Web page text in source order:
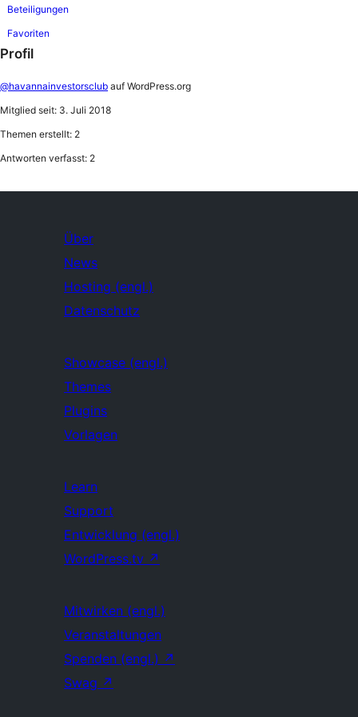
Beteiligungen
Favoriten
Profil
@havannainvestorsclub auf WordPress.org
Mitglied seit: 3. Juli 2018
Themen erstellt: 2
Antworten verfasst: 2
Über
News
Hosting (engl.)
Datenschutz
Showcase (engl.)
Themes
Plugins
Vorlagen
Learn
Support
Entwicklung (engl.)
WordPress.tv ↗
Mitwirken (engl.)
Veranstaltungen
Spenden (engl.) ↗
Swag ↗